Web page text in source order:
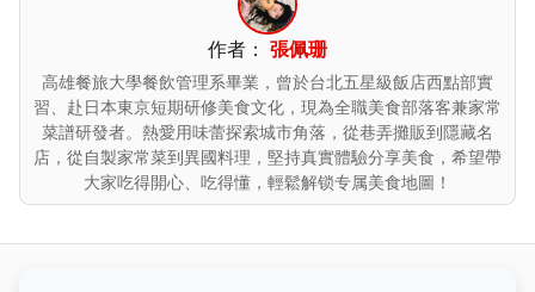
作者： 張佩珊
高雄餐旅大學餐飲管理系畢業，曾於台北五星級飯店西點部實
習、赴日本東京短期研修美食文化，現為全職美食部落客兼家常
菜譜研發者。熱愛用味蕾探索城市角落，從巷弄攤販到隱藏名
店，從自製家常菜到異國料理，堅持真實體驗分享美食，希望帶
大家吃得開心、吃得懂，輕鬆解锁专属美食地圖！